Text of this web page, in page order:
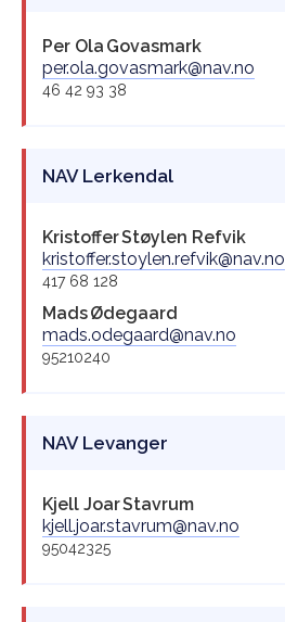
Per Ola Govasmark
per.ola.govasmark@nav.no
46 42 93 38
NAV Lerkendal
KristofferStøylen Refvik
kristoffer.stoylen.refvik@nav.no
417 68 128
MadsØdegaard
mads.odegaard@nav.no
95210240
NAV Levanger
Kjell JoarStavrum
kjell.joar.stavrum@nav.no
95042325